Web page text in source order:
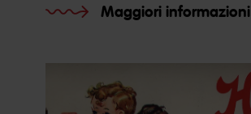
Maggiori informazioni